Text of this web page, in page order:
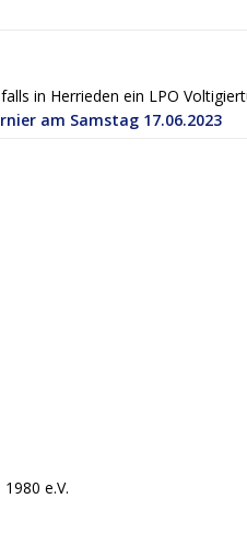
in Herrieden ein LPO
am Samstag 17.06.2023
e.V.